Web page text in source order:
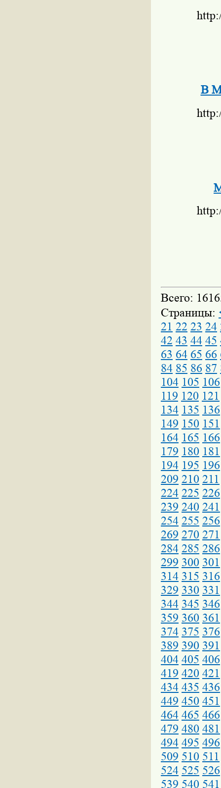
В
Всего:
Страницы:
21 22 23 24
42 43 44 45
63 64 65 66
84 85 86 87
104 105 106
119 120 121
134 135 136
149 150 151
164 165 166
179 180 181
194 195 196
209 210 211
224 225 226
239 240 241
254 255 256
269 270 271
284 285 286
299 300 301
314 315 316
329 330 331
344 345 346
359 360 361
374 375 376
389 390 391
404 405 406
419 420 421
434 435 436
449 450 451
464 465 466
479 480 481
494 495 496
509 510 511
524 525 526
539 540 541